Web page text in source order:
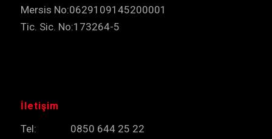
Mersis No:0629109145200001
Tic. Sic. No:173264-5
İletişim
Tel: 0850 644 25 22